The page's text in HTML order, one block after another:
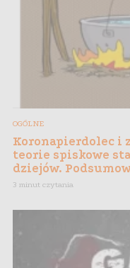
OGÓLNE
Koronapierdolec i
teorie spiskowe
dziejów.
3 minut czytania